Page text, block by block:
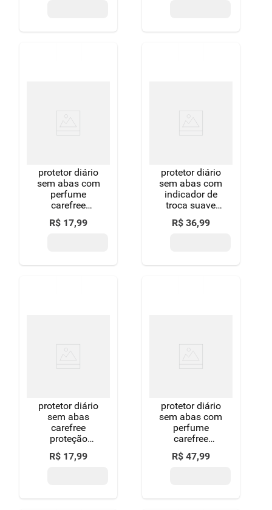
protetor diário
sem abas com
perfume
carefree
proteção
pacote 40
R$ 17,99
protetor diário
sem abas com
indicador de
troca suave
intimus pacote
80 unidades
R$ 36,99
protetor diário
sem abas
carefree
proteção
pacote 40
unidades leve
R$ 17,99
protetor diário
sem abas com
perfume
carefree
proteção extra
longo pacote
R$ 47,99